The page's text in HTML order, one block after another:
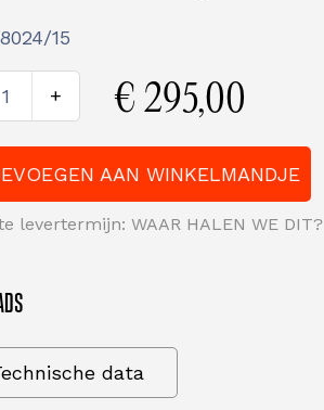
15
+ € 295,00
AAN WINKELMANDJE
levertermijn: WAAR HALEN WE DIT?
data